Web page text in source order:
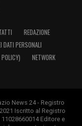
di
TOP NEWS
REDAZIONE
DATI PERSONALI
NETWORK
News 24 - Registro
Iscritto al Registro
Editore e